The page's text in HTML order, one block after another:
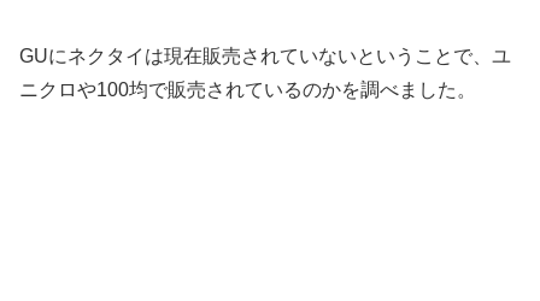
GUにネクタイは現在販売されていないということで、ユ
ニクロや100均で販売されているのかを調べました。